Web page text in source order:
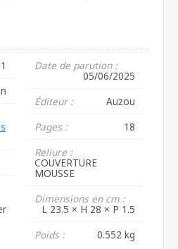
Date de parution :
05/06/2025
Éditeur :
Auzou
Pages :
18
Reliure :
COUVERTURE
MOUSSE
Dimensions en cm :
L 23.5 × H 28 × P 1.5
Poids :
0.552 kg